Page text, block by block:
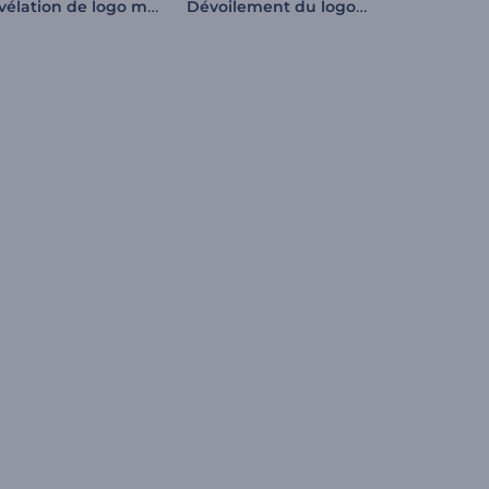
Révélation de logo minimaliste Dévoilement du logo du compte à rebours